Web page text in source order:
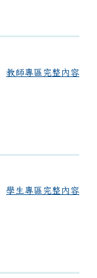
教師專區完整內容
學生專區完整內容